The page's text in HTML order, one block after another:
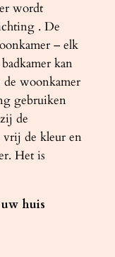
wordt
. De
– elk
kan
woonkamer
gebruiken
de
vrij de kleur en
Het is
huis